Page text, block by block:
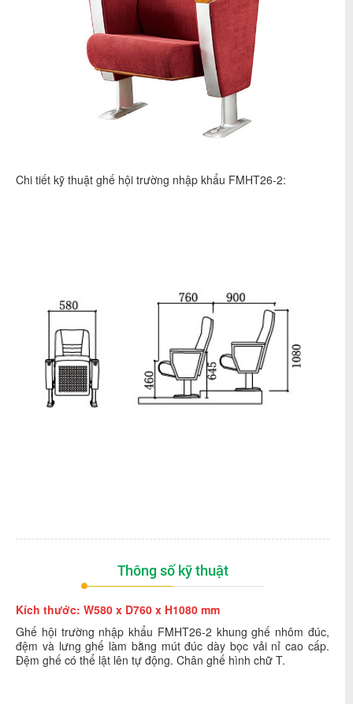
Chi tiết kỹ thuật ghế hội trường nhập khẩu FMHT26-2:
Thông số kỹ thuật
Kích thước: W580 x D760 x H1080 mm
Ghế hội trường nhập khẩu FMHT26-2 khung ghế nhôm đúc,
đệm và lưng ghế làm bằng mút đúc dày bọc vải nỉ cao cấp.
Đệm ghế có thể lật lên tự động. Chân ghế hình chữ T.